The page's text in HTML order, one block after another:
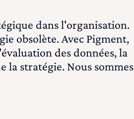
dans l'organisation.
obsolète. Avec Pigment,
des données, la
la stratégie. Nous sommes